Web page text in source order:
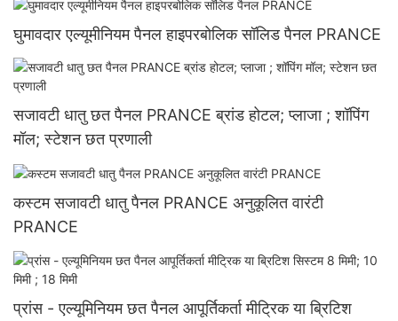
घुमावदार एल्यूमीनियम पैनल हाइपरबोलिक सॉलिड पैनल PRANCE
सजावटी धातु छत पैनल PRANCE ब्रांड होटल; प्लाजा ; शॉपिंग
मॉल; स्टेशन छत प्रणाली
कस्टम सजावटी धातु पैनल PRANCE अनुकूलित वारंटी
PRANCE
प्रांस - एल्यूमिनियम छत पैनल आपूर्तिकर्ता मीट्रिक या ब्रिटिश